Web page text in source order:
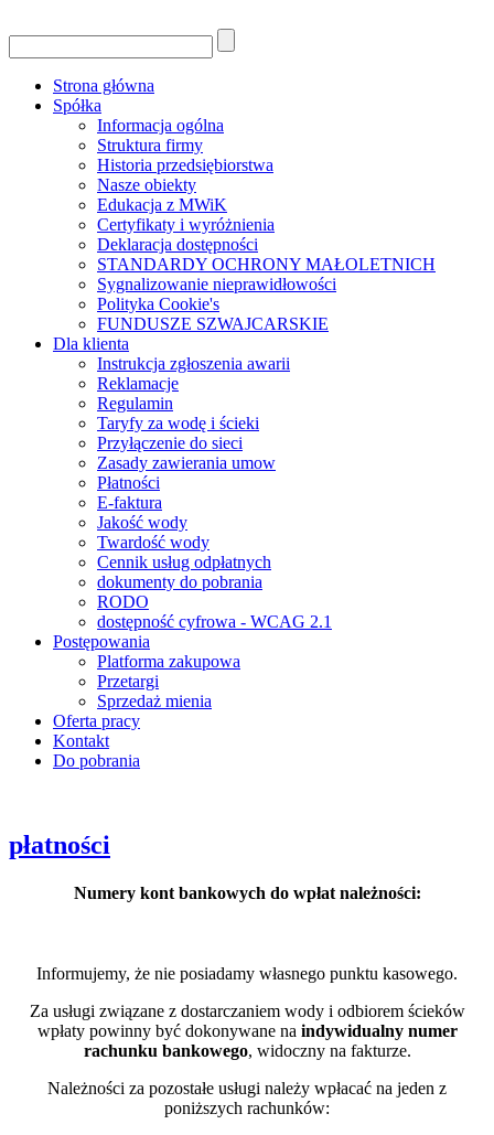
Strona główna
Spółka
Informacja ogólna
Struktura firmy
Historia przedsiębiorstwa
Nasze obiekty
Edukacja z MWiK
Certyfikaty i wyróżnienia
Deklaracja dostępności
STANDARDY OCHRONY MAŁOLETNICH
Sygnalizowanie nieprawidłowości
Polityka Cookie's
FUNDUSZE SZWAJCARSKIE
Dla klienta
Instrukcja zgłoszenia awarii
Reklamacje
Regulamin
Taryfy za wodę i ścieki
Przyłączenie do sieci
Zasady zawierania umow
Płatności
E-faktura
Jakość wody
Twardość wody
Cennik usług odpłatnych
dokumenty do pobrania
RODO
dostępność cyfrowa - WCAG 2.1
Postępowania
Platforma zakupowa
Przetargi
Sprzedaż mienia
Oferta pracy
Kontakt
Do pobrania
płatności
Numery kont bankowych do wpłat należności:
Informujemy, że nie posiadamy własnego punktu kasowego.
Za usługi związane z dostarczaniem wody i odbiorem ścieków
wpłaty powinny być dokonywane na indywidualny numer
rachunku bankowego, widoczny na fakturze.
Należności za pozostałe usługi należy wpłacać na jeden z
poniższych rachunków: